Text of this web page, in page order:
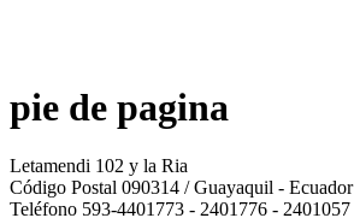
pie de pagina
Letamendi 102 y la Ria
Código Postal 090314 / Guayaquil - Ecuador
Teléfono 593-4401773 - 2401776 - 2401057